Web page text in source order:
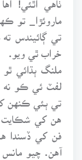
ماروئڙا_ تو
تي ڳائيندس
خراب ٿي ويو.
ملنگ ٻڌائي
لفٽ ئي ڪو نه
تي ٻئي ڪنهن
هن کي شڪايت
فن کي ڏسندا
آهن. چيو مانس